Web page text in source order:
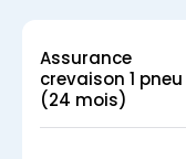
Assurance
crevaison 1 pneu
(24 mois)